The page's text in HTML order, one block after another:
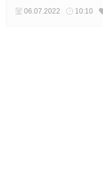
06.07.2022 10:10